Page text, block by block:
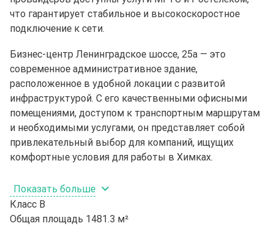
что гарантирует стабильное и высокоскоростное
подключение к сети.
Бизнес-центр Ленинградское шоссе, 25а — это
современное административное здание,
расположенное в удобной локации с развитой
инфраструктурой. С его качественными офисными
помещениями, доступом к транспортным маршрутам
и необходимыми услугами, он представляет собой
привлекательный выбор для компаний, ищущих
комфортные условия для работы в Химках.
Показать больше
Класс B
Общая площадь 1481.3 м²